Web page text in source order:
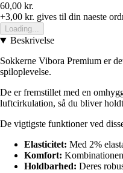
60,00 kr.
+3,00 kr. gives til din naeste
Loading...
Beskrivelse
Sokkerne Vibora Premium er
spiloplevelse.
De er fremstillet med en
luftcirkulation, så du bliver
De vigtigste funktioner ved
Elasticitet: Med 2%
Komfort:
Holdbarhed: Deres